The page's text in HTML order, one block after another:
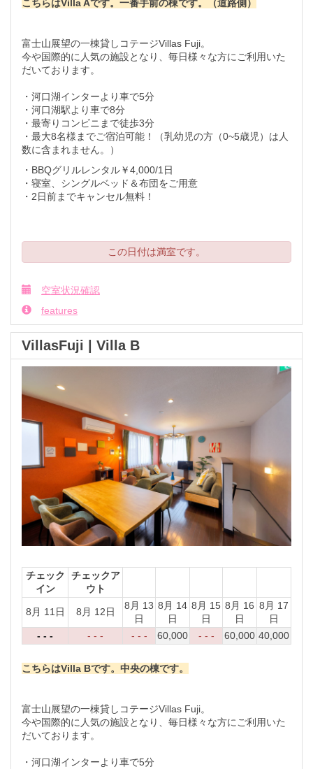
こちらはVilla Aです。一番手前の棟です。（道路側）
富士山展望の一棟貸しコテージVillas Fuji。
今や国際的に人気の施設となり、毎日様々な方にご利用いた
だいております。
・河口湖インターより車で5分
・河口湖駅より車で8分
・最寄りコンビニまで徒歩3分
・最大8名様までご宿泊可能！（乳幼児の方（0~5歳児）は人
数に含まれません。）
・BBQグリルレンタル￥4,000/1日
・寝室、シングルベッド＆布団をご用意
​​​​​​​・2日前までキャンセル無料！
この日付は満室です。
空室状況確認
features
VillasFuji | Villa B
チェック
イン
チェックア
ウト
8月 11日 8月 12日
8月 13
日
8月 14
日
8月 15
日
8月 16
日
8月 17
日
- - -
- - - - - - 60,000 - - - 60,000 40,000
こちらはVilla Bです。中央の棟です。
富士山展望の一棟貸しコテージVillas Fuji。
今や国際的に人気の施設となり、毎日様々な方にご利用いた
だいております。
・河口湖インターより車で5分